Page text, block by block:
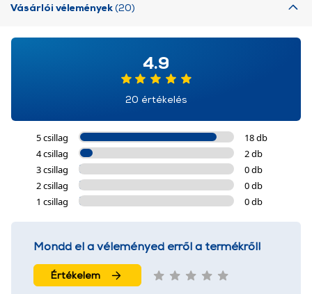
Vásárlói vélemények(20)
4.9
20 értékelés
5 csillag
18 db
4 csillag
2 db
3 csillag
0 db
2 csillag
0 db
1 csillag
0 db
Mondd el a véleményed erről a termékről!
Értékelem